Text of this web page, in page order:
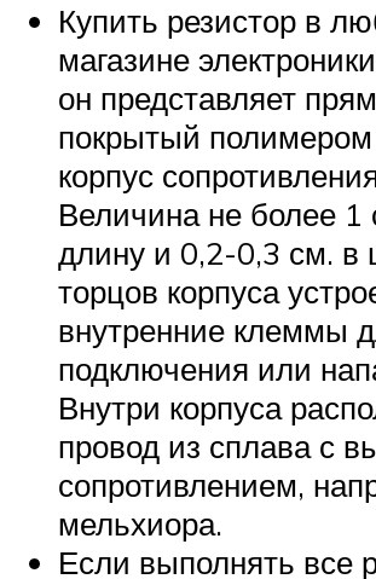
Купить резистор в
магазине
он представляет
покрытый полимером
корпус
Величина не более 1
длину и 0,2-0,3 см. в
торцов корпуса
внутренние клеммы
подключения или
Внутри корпуса
провод из сплава с
сопротивлением,
мельхиора.
Если выполнять все